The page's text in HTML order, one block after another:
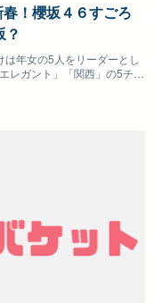
！櫻坂４６すごろ
？
年女の5人をリーダーとし
レガント」「関西」の5チー
したオリジナルTシャツで